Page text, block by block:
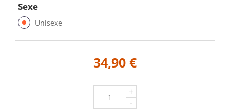
Sexe
Unisexe
34,90 €
+
-